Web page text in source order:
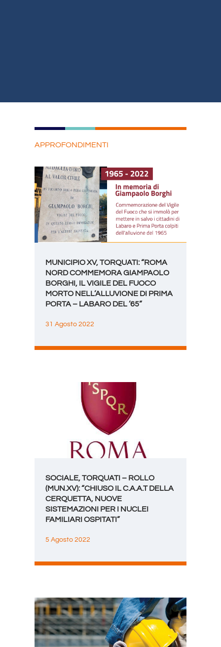
APPROFONDIMENTI
MUNICIPIO XV, TORQUATI: “ROMA
NORD COMMEMORA GIAMPAOLO
BORGHI, IL VIGILE DEL FUOCO
MORTO NELL’ALLUVIONE DI PRIMA
PORTA – LABARO DEL ’65”
31 Agosto 2022
SOCIALE, TORQUATI – ROLLO
(MUN.XV): “CHIUSO IL C.A.A.T DELLA
CERQUETTA, NUOVE
SISTEMAZIONI PER I NUCLEI
FAMILIARI OSPITATI”
5 Agosto 2022
PaginaPagina